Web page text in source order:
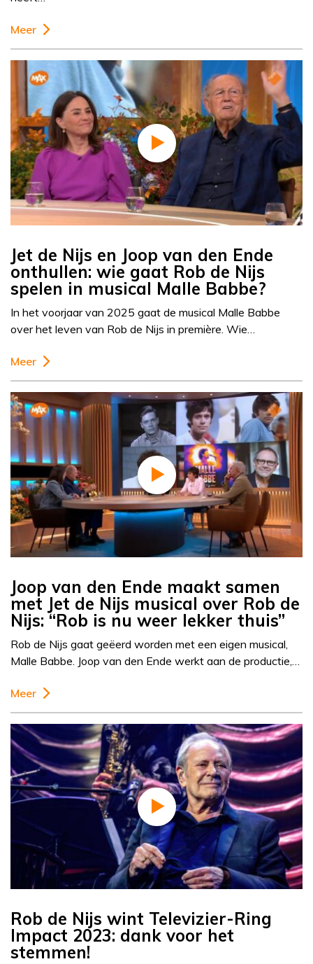
Meer
Jet de Nijs en Joop van den Ende
onthullen: wie gaat Rob de Nijs
spelen in musical Malle Babbe?
In het voorjaar van 2025 gaat de musical Malle Babbe
over het leven van Rob de Nijs in première. Wie…
Meer
Joop van den Ende maakt samen
met Jet de Nijs musical over Rob de
Nijs: “Rob is nu weer lekker thuis”
Rob de Nijs gaat geëerd worden met een eigen musical,
Malle Babbe. Joop van den Ende werkt aan de productie,…
Meer
Rob de Nijs wint Televizier-Ring
Impact 2023: dank voor het
stemmen!